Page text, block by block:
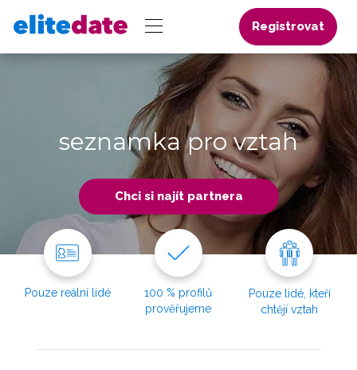
Registrovat
seznamka pro vztah
Chci si najít partnera
Pouze reální lidé
100 % profilů
prověřujeme
Pouze lidé, kteří
chtějí vztah